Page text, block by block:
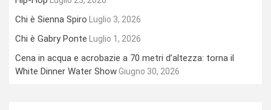
Chi è Sienna Spiro Luglio 3, 2026
Chi è Gabry Ponte Luglio 1, 2026
Cena in acqua e acrobazie a 70 metri d’altezza: torna il
White Dinner Water ShowGiugno 30, 2026